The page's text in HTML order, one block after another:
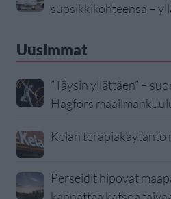
suosikkikohteensa –
Uusimmat
”Täysin yllättäen” –
Hagfors
Kelan terapiakäytäntö
Perseidit hipovat